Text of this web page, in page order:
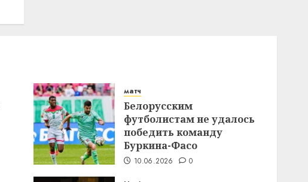
матч
Белорусским
футболистам не удалось
победить команду
Буркина-Фасо
10.06.2026 0